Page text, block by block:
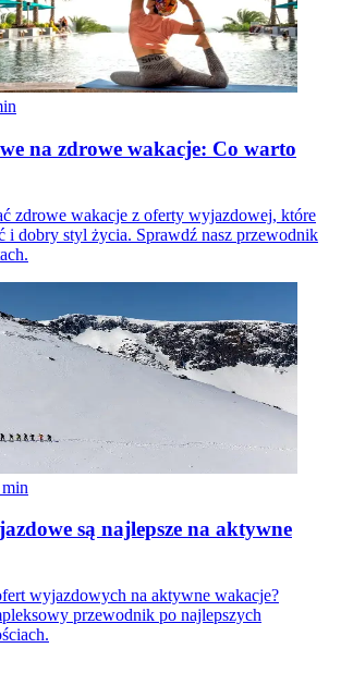
na zdrowe wakacje: Co warto
zdrowe wakacje z oferty wyjazdowej, które
i dobry styl życia. Sprawdź nasz przewodnik
min
są najlepsze na aktywne
wyjazdowych na aktywne wakacje?
przewodnik po najlepszych